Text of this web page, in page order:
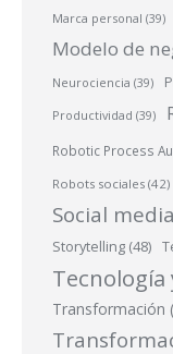
Marca personal (39)
Modelo de
Neurociencia (39)
Productividad (39)
Robotic Process
Robots sociales (42)
Social media
Storytelling (48)
Tecnología
Transformación